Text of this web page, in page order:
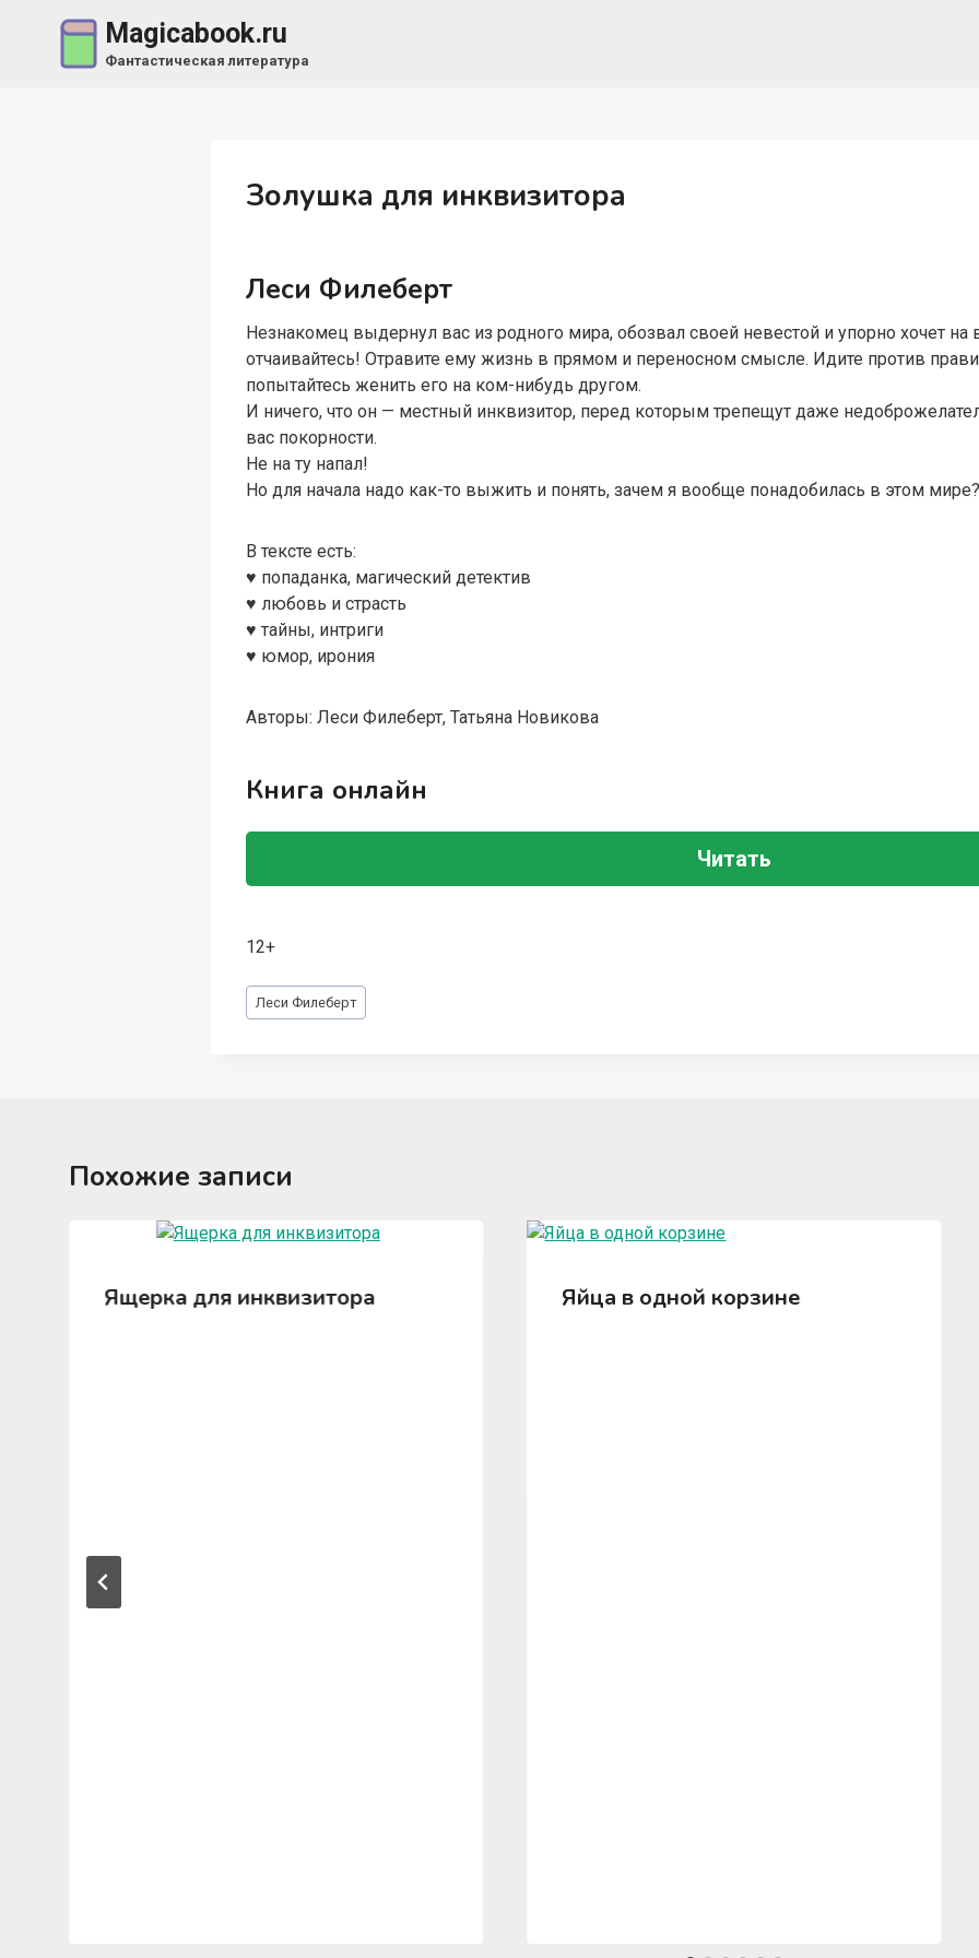
содержимому
Magicabook.ru
Фантастическая литература
Золушка для инквизитора
Леси Филеберт
Незнакомец выдернул вас из родного мира, обозвал своей невестой и упорно хочет на
отчаивайтесь! Отравите ему жизнь в прямом и переносном смысле. Идите против
попытайтесь женить его на ком-нибудь другом.
И ничего, что он — местный инквизитор, перед которым трепещут даже
вас покорности.
Не на ту напал!
Но для начала надо как-то выжить и понять, зачем я вообще понадобилась в этом
В тексте есть:
♥️ попаданка, магический детектив
♥️ любовь и страсть
♥️ тайны, интриги
♥️ юмор, ирония
Авторы: Леси Филеберт, Татьяна Новикова
Книга онлайн
Читать
12+
Метки
записи:
Леси Филеберт
Похожие записи
Ящерка для инквизитора Яйца в одной корзине